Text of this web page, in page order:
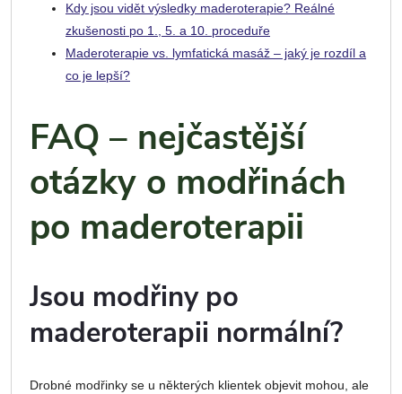
Kdy jsou vidět výsledky maderoterapie? Reálné
zkušenosti po 1., 5. a 10. proceduře
Maderoterapie vs. lymfatická masáž – jaký je rozdíl a
co je lepší?
FAQ – nejčastější
otázky o modřinách
po maderoterapii
Jsou modřiny po
maderoterapii normální?
Drobné modřinky se u některých klientek objevit mohou, ale